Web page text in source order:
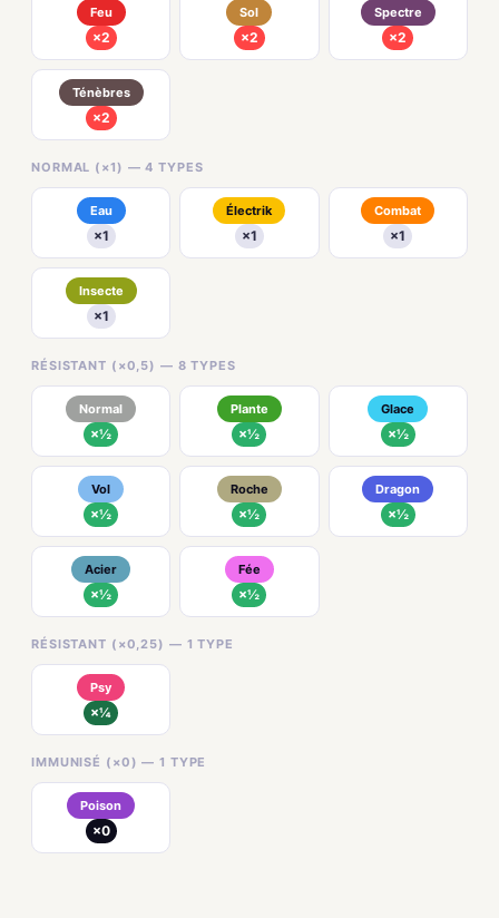
Feu
×2
Sol
×2
Spectre
×2
Ténèbres
×2
NORMAL (×1) — 4 TYPES
Eau
×1
Électrik
×1
Combat
×1
Insecte
×1
RÉSISTANT (×0,5) — 8 TYPES
Normal
×½
Plante
×½
Glace
×½
Vol
×½
Roche
×½
Dragon
×½
Acier
×½
Fée
×½
RÉSISTANT (×0,25) — 1 TYPE
Psy
×¼
IMMUNISÉ (×0) — 1 TYPE
Poison
×0